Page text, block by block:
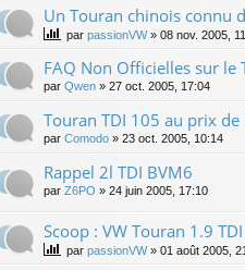
Un Touran chinois connu
par passionVW» 08 nov. 2005,
FAQ Non Officielles sur le
par Qwen » 27 oct. 2005, 17:04
Touran TDI 105 au prix de
par Comodo » 23 oct. 2005, 10:14
Rappel 2l TDI BVM6
par Z6PO » 24 juin 2005, 17:10
Scoop : VW Touran 1.9
par passionVW» 01 août 2005,